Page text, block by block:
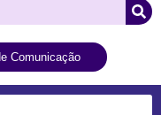
Comunicação